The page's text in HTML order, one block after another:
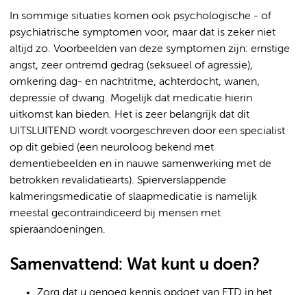
In sommige situaties komen ook psychologische - of
psychiatrische symptomen voor, maar dat is zeker niet
altijd zo. Voorbeelden van deze symptomen zijn: ernstige
angst, zeer ontremd gedrag (seksueel of agressie),
omkering dag- en nachtritme, achterdocht, wanen,
depressie of dwang. Mogelijk dat medicatie hierin
uitkomst kan bieden. Het is zeer belangrijk dat dit
UITSLUITEND wordt voorgeschreven door een specialist
op dit gebied (een neuroloog bekend met
dementiebeelden en in nauwe samenwerking met de
betrokken revalidatiearts). Spierverslappende
kalmeringsmedicatie of slaapmedicatie is namelijk
meestal gecontraindiceerd bij mensen met
spieraandoeningen.
Samenvattend: Wat kunt u doen?